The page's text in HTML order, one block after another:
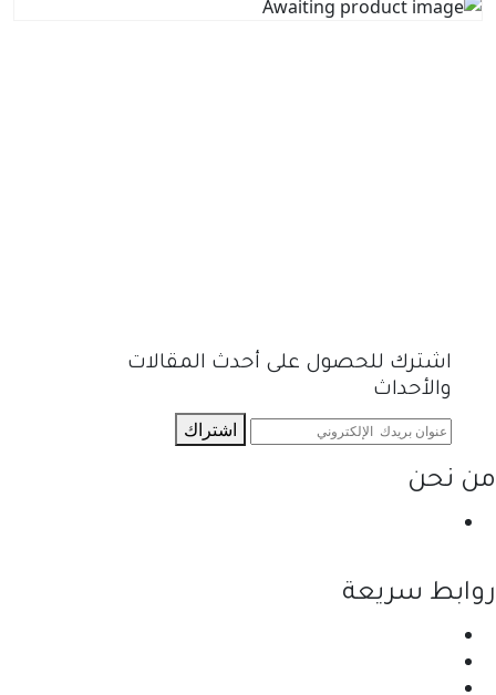
اشترك للحصول على أحدث المقالات
والأحداث
اشتراك
من نحن
روابط سريعة